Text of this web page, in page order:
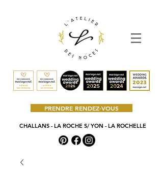
PRENDRE RENDEZ-VOUS
CHALLANS - LA ROCHE S/ YON - LA ROCHELLE